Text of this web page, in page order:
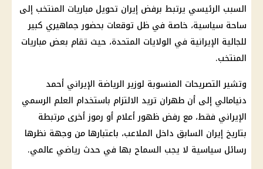
السبب الرئيسي يرتبط برفض إيران تحويل مباريات المنتخب إلى
ساحة سياسية، خاصة في ظل توقعات بحضور جماهيري كبير
للجالية الإيرانية في الولايات المتحدة، حيث تقام بعض مباريات
المنتخب.
وتشير التصريحات المنسوبة لوزير الرياضة الإيراني أحمد
دنيامالي إلى أن طهران تريد الالتزام باستخدام العلم الرسمي
الإيراني فقط، مع رفض ظهور أعلام أو رموز أخرى مرتبطة
بتاريخ إيران السابق داخل الملاعب، باعتبارها من وجهة نظرها
رسائل سياسية لا يجب السماح بها في حدث رياضي عالمي.